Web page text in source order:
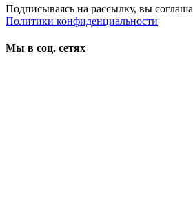
Подписываясь на рассылку, вы
Политики конфиденциальности
Мы в соц. сетях